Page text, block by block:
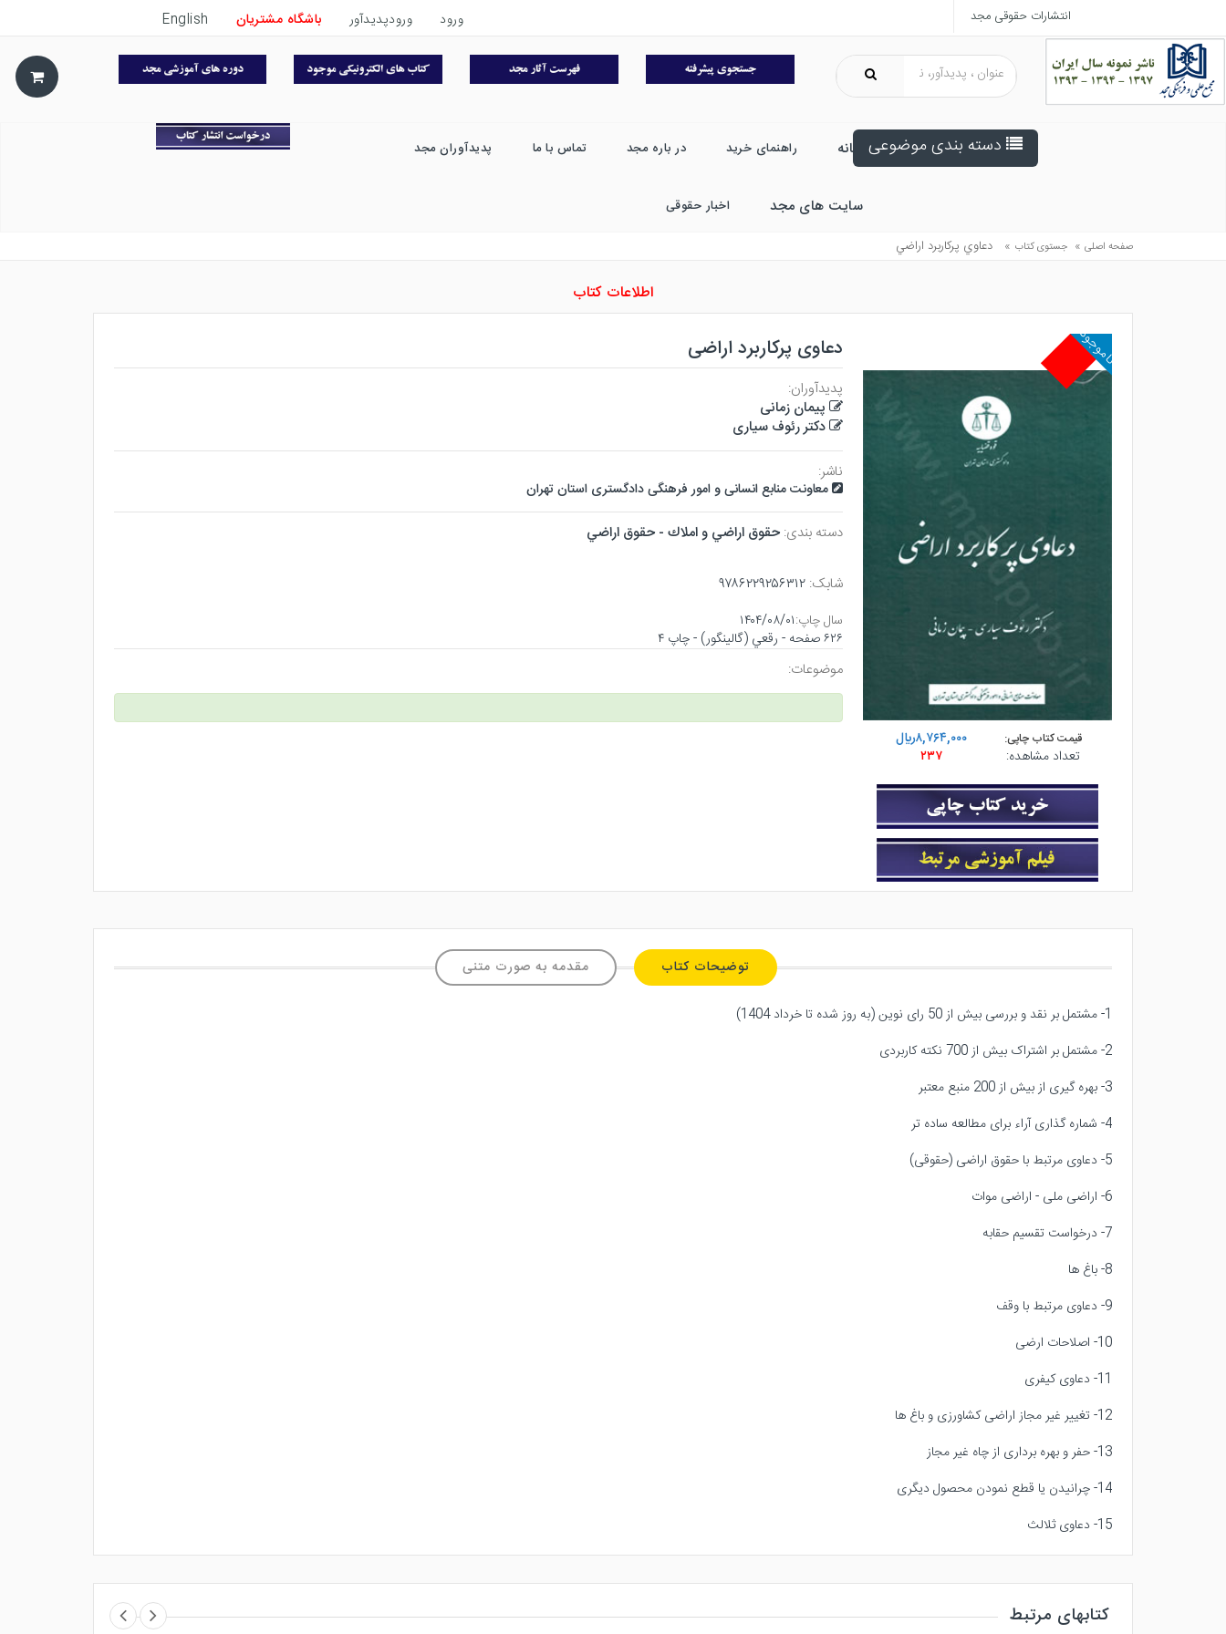
انتشارات حقوقی مجد ورود ورودپدیدآور باشگاه مشتریان English
دسته بندی موضوعی خانه راهنمای خرید در باره مجد تماس با ما پدیدآوران مجد
سایت های مجد اخبار حقوقی
صفحه اصلی » جستوی کتاب » دعاوي پركاربرد اراضي
اطلاعات کتاب
ناموجود
قیمت کتاب چاپی:
۸,۷۶۴,۰۰۰ريال
تعداد مشاهده:
۲۳۷
دعاوی پرکاربرد اراضی
پدیدآوران:
پیمان زمانی
دکتر رئوف سیاری
ناشر:
معاونت منابع انسانی و امور فرهنگی دادگستری استان تهران
دسته بندی:حقوق اراضي و املاك - حقوق اراضي
شابک:۹۷۸۶۲۲۹۲۵۶۳۱۲
سال چاپ:۱۴۰۴/۰۸/۰۱
۶۲۶ صفحه - رقعي (گالينگور) - چاپ ۴
موضوعات:
توضیحات کتاب مقدمه به صورت متنی
1- مشتمل بر نقد و بررسی بیش از 50 رای نوین (به روز شده تا خرداد 1404)
2- مشتمل بر اشتراک بیش از 700 نکته کاربردی
3- بهره گیری از بیش از 200 منبع معتبر
4- شماره گذاری آراء برای مطالعه ساده تر
5- دعاوی مرتبط با حقوق اراضی (حقوقی)
6- اراضی ملی - اراضی موات
7- درخواست تقسیم حقابه
8- باغ ها
9- دعاوی مرتبط با وقف
10- اصلاحات ارضی
11- دعاوی کیفری
12- تغییر غیر مجاز اراضی کشاورزی و باغ ها
13- حفر و بهره برداری از چاه غیر مجاز
14- چرانیدن یا قطع نمودن محصول دیگری
15- دعاوی ثلالث
کتابهای مرتبط